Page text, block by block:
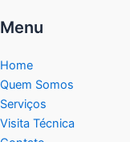
Menu
Home
Quem Somos
Serviços
Visita Técnica